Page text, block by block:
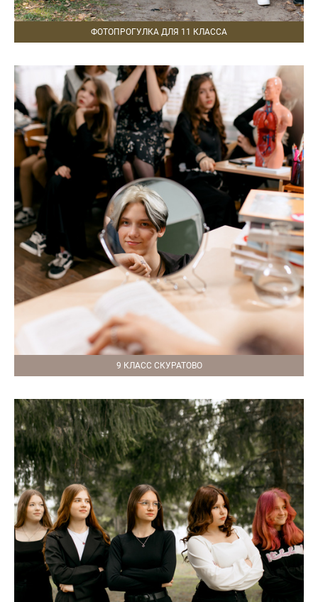
ФОТОПРОГУЛКА ДЛЯ 11 КЛАССА
9 КЛАСС СКУРАТОВО